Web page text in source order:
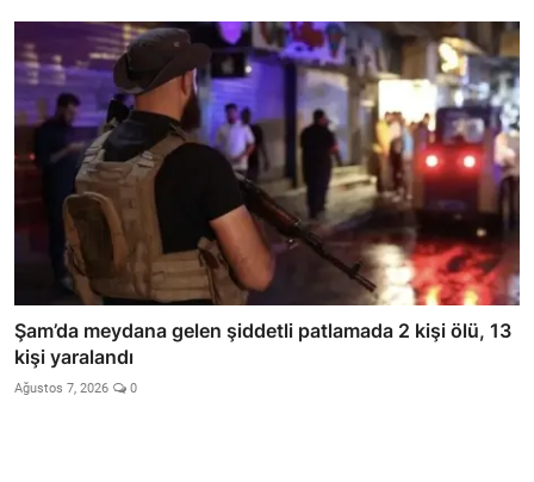
Şam’da meydana gelen şiddetli patlamada 2 kişi ölü, 13
kişi yaralandı
Ağustos 7, 2026 0